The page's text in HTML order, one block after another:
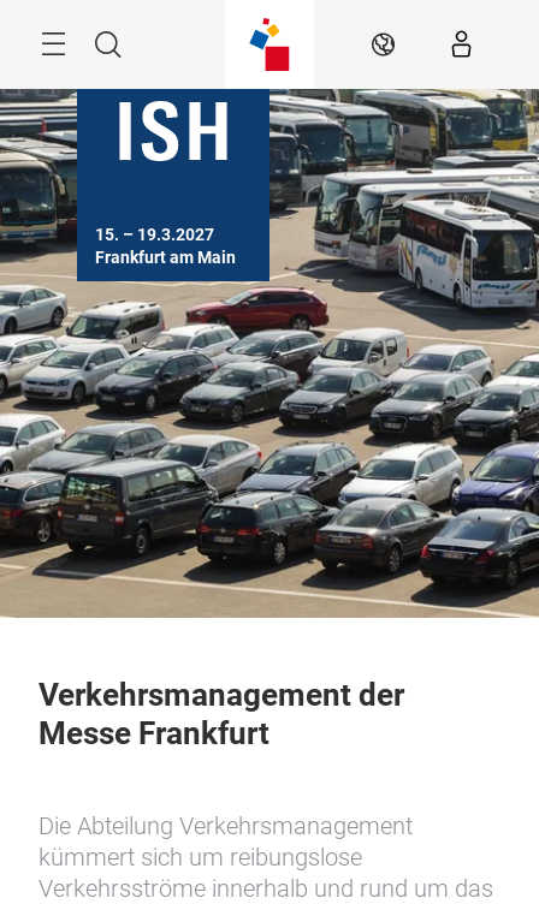
Suche DE
15. – 19.3.2027
Frankfurt am Main
Verkehrsmanagement der
Messe Frankfurt
Die Abteilung Verkehrsmanagement
kümmert sich um reibungslose
Verkehrsströme innerhalb und rund um das